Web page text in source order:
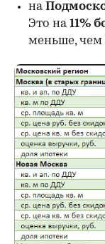
на
Это на11%
меньше, чем